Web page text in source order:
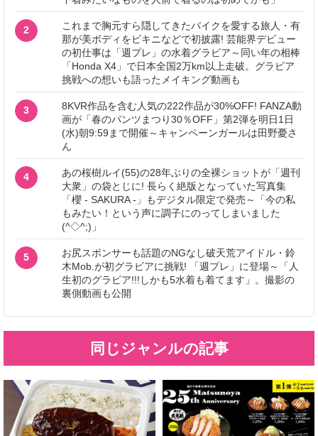
2
これまで胸元すら隠してきたバイクを愛する旅人・有
那が美ボディをビキニなどで初披露! 芸能界デビュー
の初仕事は「週プレ」の水着グラビア～同い年の相棒
「Honda X4」で日本全国2万km以上走破。グラビア
挑戦への想いも語ったメイキング動画も
3
8KVR作品を含む人気の222作品が30%OFF! FANZA動
画が「春のパンツまつり30％OFF」第2弾を明日1日
(水)朝9:59まで開催～キャンペーンガールは田野憂さ
ん
4
あの桜樹ルイ(55)の28年ぶりの全裸ショットが「週刊
大衆」の袋とじに! 長らく絶版となっていた写真集
「櫻 - SAKURA -」もデジタル限定で発売～「今の私
もみたい！という声に調子にのってしまいました
(^◇^;)」
5
お尻スポンサーも話題のNGなし破天荒アイドル・鈴
木Mob.が初グラビアに挑戦! 「週プレ」に登場～「人
生初のグラビア!!!しかも5水着も着てます」。撮影の
裏側動画も公開
同じジャンルの記事